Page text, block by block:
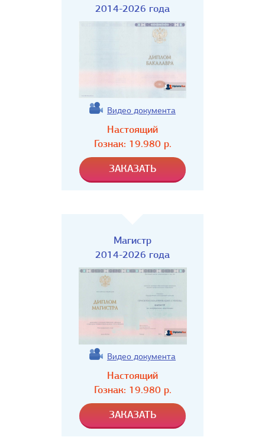
2014-2026 года
Видео документа
Настоящий
Гознак: 19.980р.
Магистр
2014-2026 года
Видео документа
Настоящий
Гознак: 19.980р.